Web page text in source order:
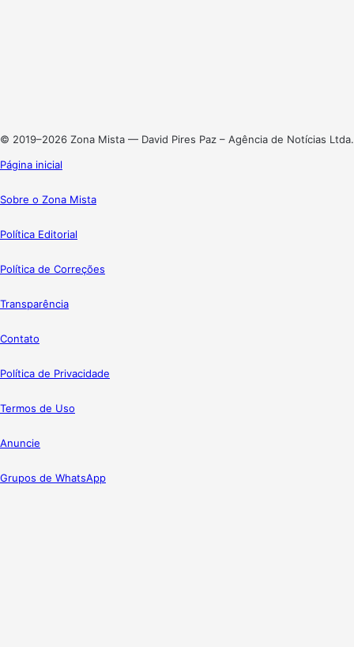
© 2019–2026 Zona Mista — David Pires Paz – Agência de Notícias Ltda.
Página inicial
Sobre o Zona Mista
Política Editorial
Política de Correções
Transparência
Contato
Política de Privacidade
Termos de Uso
Anuncie
Grupos de WhatsApp